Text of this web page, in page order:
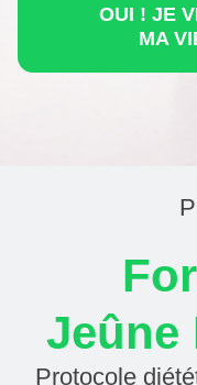
OUI ! JE
MA
Jeûne
Protocole